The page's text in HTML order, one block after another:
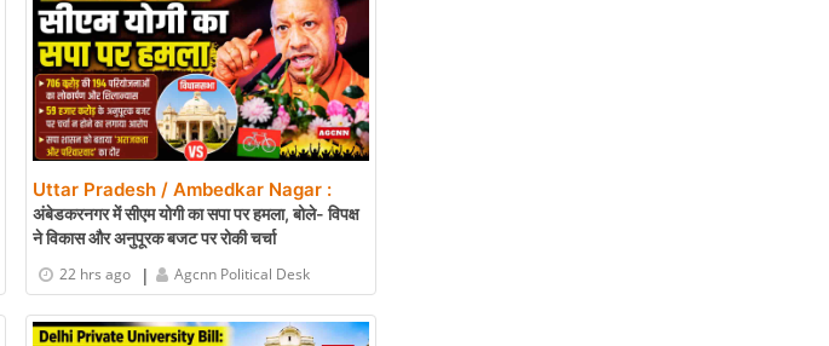
Uttar Pradesh / Ambedkar Nagar :
अंबेडकरनगर में सीएम योगी का सपा पर हमला, बोले- विपक्ष
ने विकास और अनुपूरक बजट पर रोकी चर्चा
22 hrs ago
| Agcnn Political Desk